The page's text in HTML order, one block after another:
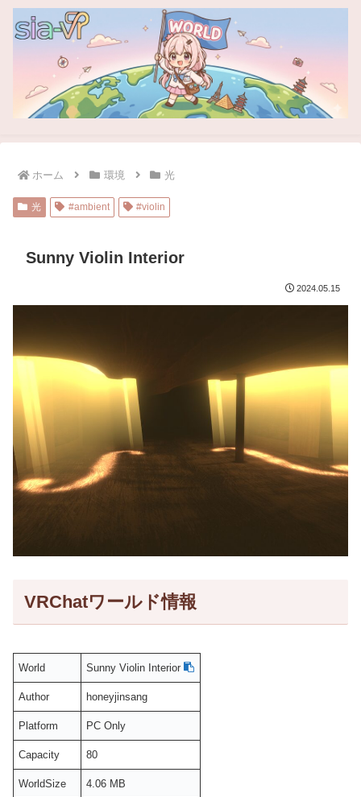
ホーム 環境 光
光 #ambient #violin
Sunny Violin Interior
2024.05.15
VRChatワールド情報
World Sunny Violin Interior
Author honeyjinsang
Platform PC Only
Capacity 80
WorldSize 4.06 MB